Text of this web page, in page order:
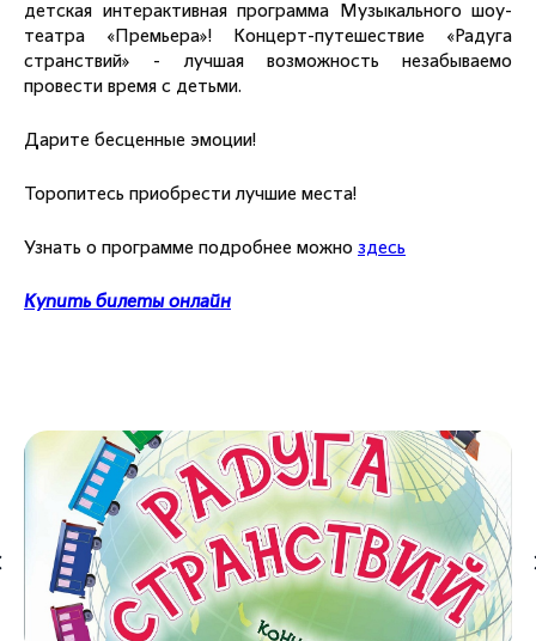
детская интерактивная программа Музыкального шоу-
театра «Премьера»! Концерт-путешествие «Радуга
странствий» - лучшая возможность незабываемо
провести время с детьми.
Дарите бесценные эмоции!
Торопитесь приобрести лучшие места!
Узнать о программе подробнее можно здесь
Купить билеты онлайн